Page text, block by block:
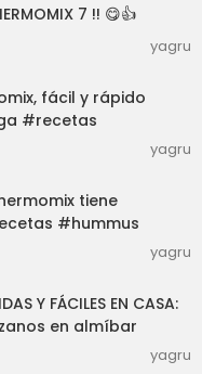
7 !! 😋👍
yagru
fácil y rápido
#recetas
yagru
tiene
#hummus
yagru
Y FÁCILES EN CASA:
en almíbar
yagru